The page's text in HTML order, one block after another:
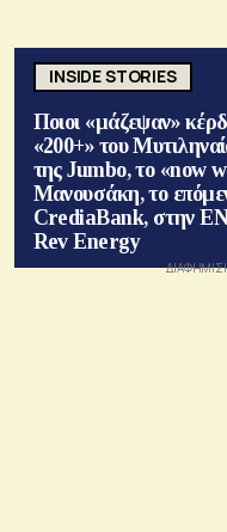
INSIDE STORIES
Ποιοι «μάζεψαν»
«200+» του
της Jumbo, το «now
Μανουσάκη, το
CrediaBank, στην
Rev Energy